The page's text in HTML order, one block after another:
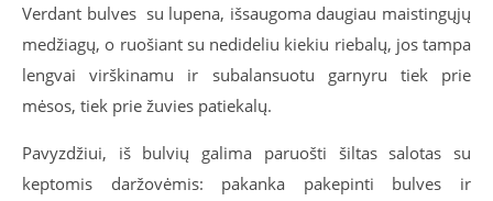
Verdant bulves su lupena, išsaugoma daugiau maistingųjų
medžiagų, o ruošiant su nedideliu kiekiu riebalų, jos tampa
lengvai virškinamu ir subalansuotu garnyru tiek prie
mėsos, tiek prie žuvies patiekalų.
Pavyzdžiui, iš bulvių galima paruošti šiltas salotas su
keptomis daržovėmis: pakanka pakepinti bulves ir